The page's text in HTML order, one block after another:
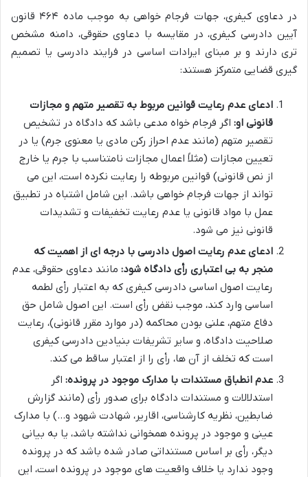
در دعاوی کیفری، جهات فرجام خواهی به موجب ماده ۴۶۴ قانون
آیین دادرسی کیفری، در مقایسه با دعاوی حقوقی، دامنه مشخص
تری دارند و بر مبنای ایرادات اساسی در فرایند دادرسی یا تصمیم
گیری قضایی متمرکز هستند:
ادعای عدم رعایت قوانین مربوط به تقصیر متهم و مجازات
قانونی او: اگر فرجام خواه مدعی باشد که دادگاه در تشخیص
تقصیر متهم (مانند عدم احراز رکن مادی یا معنوی جرم) یا در
تعیین مجازات (مثلاً اعمال مجازات نامتناسب با جرم یا خارج
از نص قانونی) قوانین مربوطه را رعایت نکرده است، این می
تواند از جهات فرجام خواهی باشد. این شامل اشتباه در تطبیق
عمل با مواد قانونی یا عدم رعایت تخفیفات و تشدیدات
قانونی نیز می شود.
ادعای عدم رعایت اصول دادرسی با درجه ای از اهمیت که
منجر به بی اعتباری رأی دادگاه شود: مانند دعاوی حقوقی، عدم
رعایت اصول اساسی دادرسی کیفری که به اعتبار رأی لطمه
اساسی وارد کند، موجب نقض رأی است. این اصول شامل حق
دفاع متهم، علنی بودن محاکمه (در موارد مقرر قانونی)، رعایت
صلاحیت دادگاه، و سایر تشریفات بنیادین دادرسی کیفری
است که تخلف از آن ها، رأی را از اعتبار ساقط می کند.
عدم انطباق مستندات با مدارک موجود در پرونده: اگر
استدلالات و مستندات دادگاه برای صدور رأی (مانند گزارش
ضابطین، نظریه کارشناسی، اقاریر، شهادت شهود و…) با مدارک
عینی و موجود در پرونده همخوانی نداشته باشد، یا به بیانی
دیگر، رأی بر اساس مستنداتی صادر شده باشد که در پرونده
وجود ندارد یا خلاف واقعیت های موجود در پرونده است، این